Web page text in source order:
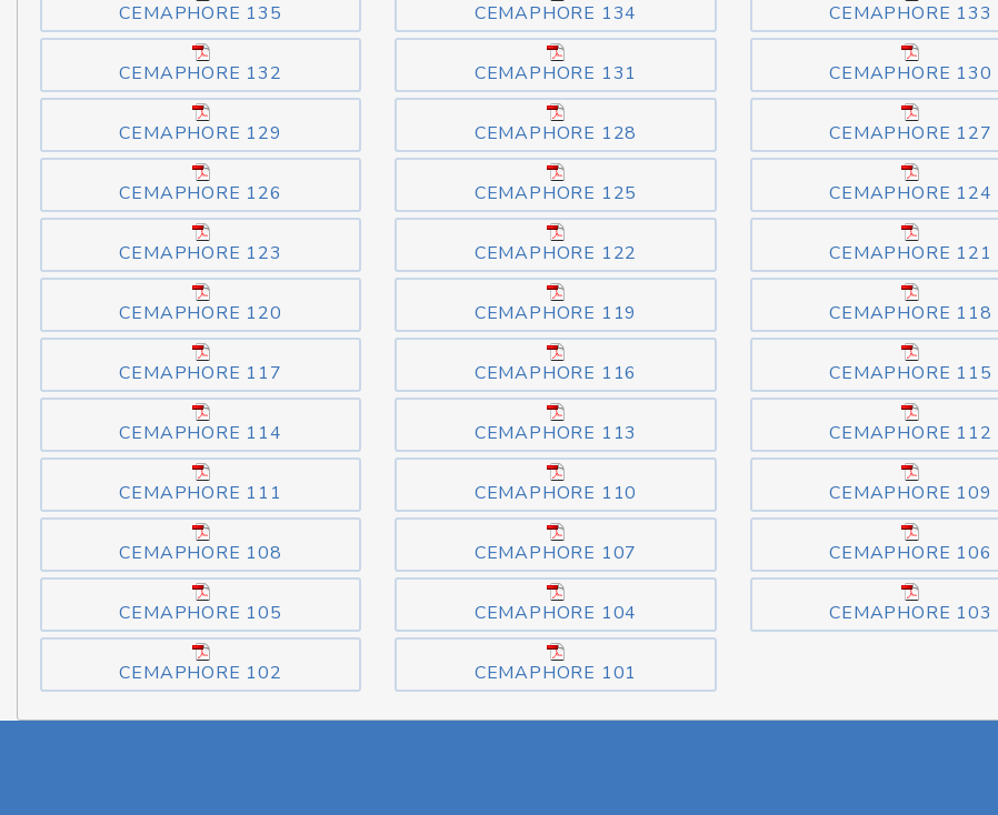
CEMAPHORE 135 CEMAPHORE 134 CEMAPHORE 133
CEMAPHORE 132 CEMAPHORE 131 CEMAPHORE 130
CEMAPHORE 129 CEMAPHORE 128 CEMAPHORE 127
CEMAPHORE 126 CEMAPHORE 125 CEMAPHORE 124
CEMAPHORE 123 CEMAPHORE 122 CEMAPHORE 121
CEMAPHORE 120 CEMAPHORE 119 CEMAPHORE 118
CEMAPHORE 117 CEMAPHORE 116 CEMAPHORE 115
CEMAPHORE 114 CEMAPHORE 113 CEMAPHORE 112
CEMAPHORE 111 CEMAPHORE 110 CEMAPHORE 109
CEMAPHORE 108 CEMAPHORE 107 CEMAPHORE 106
CEMAPHORE 105 CEMAPHORE 104 CEMAPHORE 103
CEMAPHORE 102 CEMAPHORE 101